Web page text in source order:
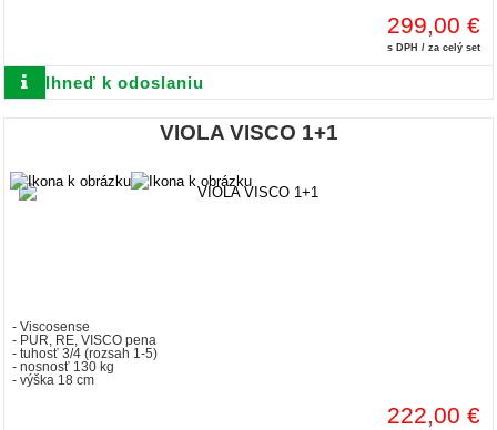
299,00 €
s DPH / za celý set
Ihneď k odoslaniu
VIOLA VISCO 1+1
- Viscosense
- PUR, RE, VISCO pena
- tuhosť 3/4 (rozsah 1-5)
- nosnosť 130 kg
- výška 18 cm
222,00 €